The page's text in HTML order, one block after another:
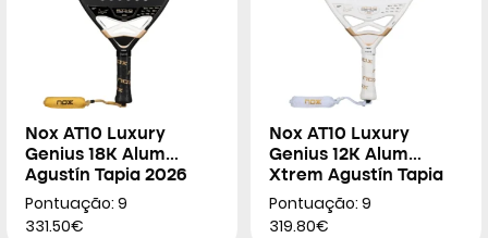
Nox AT10 Luxury
Genius 18K Alum
Agustín Tapia 2026
Pontuação: 9
331.50€
Nox AT10 Luxury
Genius 12K Alum
Xtrem Agustín Tapia
2026
Pontuação: 9
319.80€